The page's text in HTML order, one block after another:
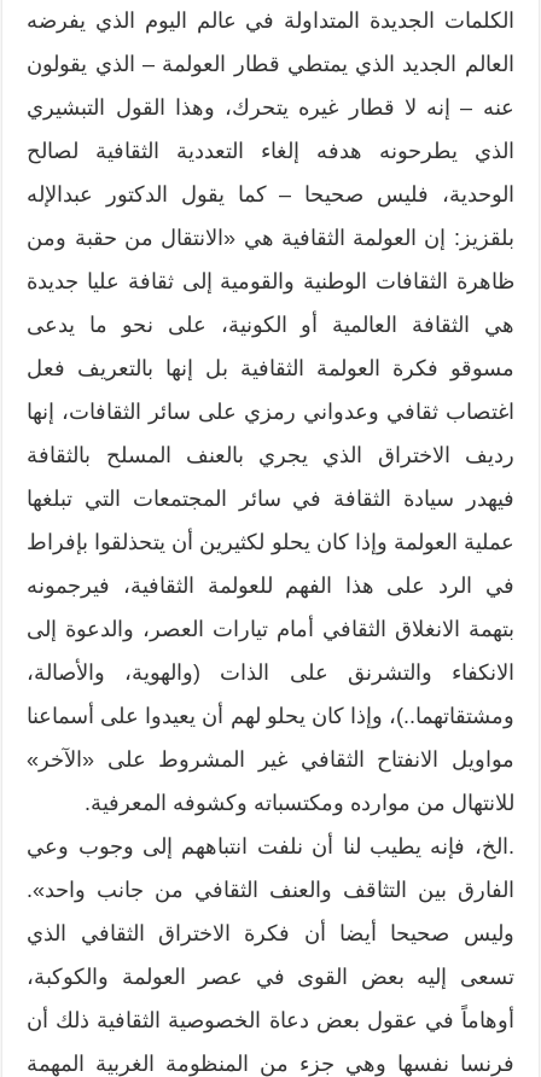
الكلمات الجديدة المتداولة في عالم اليوم الذي يفرضه
العالم الجديد الذي يمتطي قطار العولمة – الذي يقولون
عنه – إنه لا قطار غيره يتحرك، وهذا القول التبشيري
الذي يطرحونه هدفه إلغاء التعددية الثقافية لصالح
الوحدية، فليس صحيحا – كما يقول الدكتور عبدالإله
بلقزيز: إن العولمة الثقافية هي «الانتقال من حقبة ومن
ظاهرة الثقافات الوطنية والقومية إلى ثقافة عليا جديدة
هي الثقافة العالمية أو الكونية، على نحو ما يدعى
مسوقو فكرة العولمة الثقافية بل إنها بالتعريف فعل
اغتصاب ثقافي وعدواني رمزي على سائر الثقافات، إنها
رديف الاختراق الذي يجري بالعنف المسلح بالثقافة
فيهدر سيادة الثقافة في سائر المجتمعات التي تبلغها
عملية العولمة وإذا كان يحلو لكثيرين أن يتحذلقوا بإفراط
في الرد على هذا الفهم للعولمة الثقافية، فيرجمونه
بتهمة الانغلاق الثقافي أمام تيارات العصر، والدعوة إلى
الانكفاء والتشرنق على الذات (والهوية، والأصالة،
ومشتقاتهما..)، وإذا كان يحلو لهم أن يعيدوا على أسماعنا
مواويل الانفتاح الثقافي غير المشروط على «الآخر»
للانتهال من موارده ومكتسباته وكشوفه المعرفية.
.الخ، فإنه يطيب لنا أن نلفت انتباههم إلى وجوب وعي
الفارق بين التثاقف والعنف الثقافي من جانب واحد».
وليس صحيحا أيضا أن فكرة الاختراق الثقافي الذي
تسعى إليه بعض القوى في عصر العولمة والكوكبة،
أوهاماً في عقول بعض دعاة الخصوصية الثقافية ذلك أن
فرنسا نفسها وهي جزء من المنظومة الغربية المهمة